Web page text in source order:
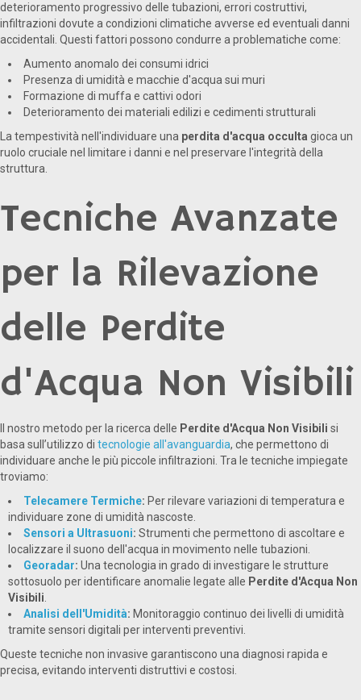
deterioramento progressivo delle tubazioni, errori costruttivi,
infiltrazioni dovute a condizioni climatiche avverse ed eventuali danni
accidentali. Questi fattori possono condurre a problematiche come:
Aumento anomalo dei consumi idrici
Presenza di umidità e macchie d'acqua sui muri
Formazione di muffa e cattivi odori
Deterioramento dei materiali edilizi e cedimenti strutturali
La tempestività nell'individuare una perdita d'acqua occulta gioca un
ruolo cruciale nel limitare i danni e nel preservare l'integrità della
struttura.
Tecniche Avanzate
per la Rilevazione
delle Perdite
d'Acqua Non Visibili
Il nostro metodo per la ricerca delle Perdite d'Acqua Non Visibili si
basa sull’utilizzo di tecnologie all'avanguardia, che permettono di
individuare anche le più piccole infiltrazioni. Tra le tecniche impiegate
troviamo:
Telecamere Termiche: Per rilevare variazioni di temperatura e
individuare zone di umidità nascoste.
Sensori a Ultrasuoni: Strumenti che permettono di ascoltare e
localizzare il suono dell'acqua in movimento nelle tubazioni.
Georadar: Una tecnologia in grado di investigare le strutture
sottosuolo per identificare anomalie legate alle Perdite d'Acqua Non
Visibili.
Analisi dell'Umidità: Monitoraggio continuo dei livelli di umidità
tramite sensori digitali per interventi preventivi.
Queste tecniche non invasive garantiscono una diagnosi rapida e
precisa, evitando interventi distruttivi e costosi.